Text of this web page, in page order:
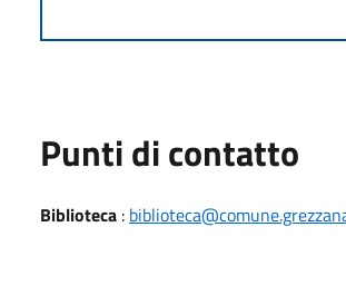
Punti di contatto
Biblioteca :